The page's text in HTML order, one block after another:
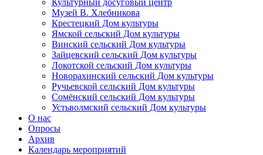
Культурный досуговый центр
Музей В. Хлебникова
Крестецкий Дом культуры
Ямской сельский Дом культуры
Винский сельский Дом культуры
Зайцевский сельский Дом культуры
Локотской сельский Дом культуры
Новорахинский сельский Дом культуры
Ручьевской сельский Дом культуры
Сомёнский сельский Дом культуры
Устьволмский сельский Дом культуры
О нас
Опросы
Архив
Календарь мероприятий